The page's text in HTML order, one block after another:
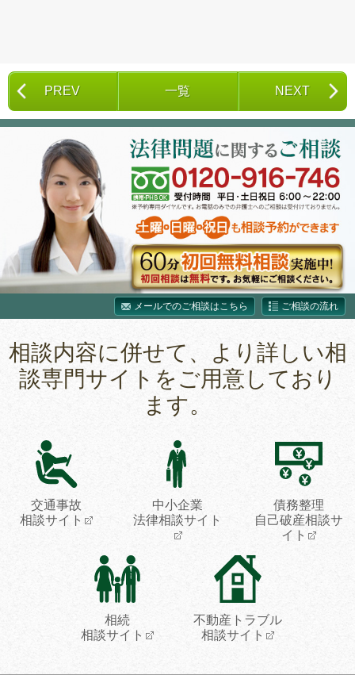
PREV 一覧 NEXT
メールでのご相談はこちら ご相談の流れ
相談内容に併せて、より詳しい相
談専門サイトをご用意しており
ます。
交通事故
相談サイト
中小企業
法律相談サイト
債務整理
自己破産相談サ
イト
相続
相談サイト
不動産トラブル
相談サイト